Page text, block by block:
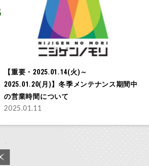
【重要・2025.01.14(火)～
2025.01.20(月)】冬季メンテナンス期間中
の営業時間について
2025.01.11